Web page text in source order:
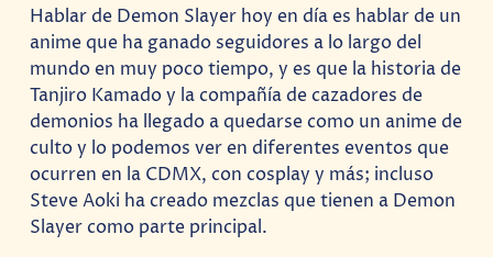
Hablar de Demon Slayer hoy en día es hablar de un
anime que ha ganado seguidores a lo largo del
mundo en muy poco tiempo, y es que la historia de
Tanjiro Kamado y la compañía de cazadores de
demonios ha llegado a quedarse como un anime de
culto y lo podemos ver en diferentes eventos que
ocurren en la CDMX, con cosplay y más; incluso
Steve Aoki ha creado mezclas que tienen a Demon
Slayer como parte principal.